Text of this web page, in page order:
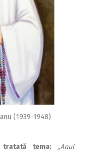
(1939-1948)
tema: „Anul